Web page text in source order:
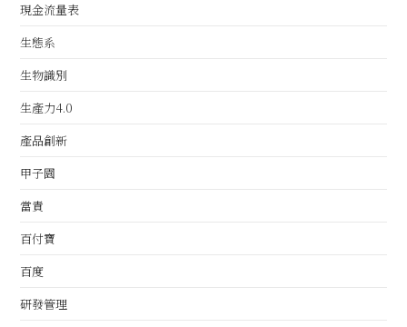
現金流量表
生態系
生物識別
生產力4.0
產品創新
甲子園
當責
百付寶
百度
研發管理